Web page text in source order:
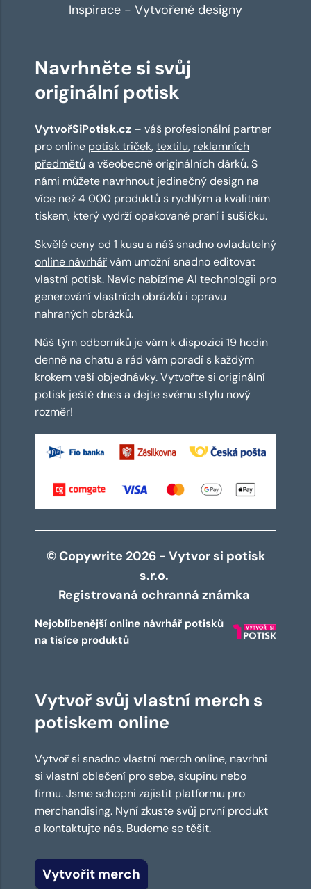
Inspirace - Vytvořené designy
Navrhněte si svůj
originální potisk
VytvořSiPotisk.cz – váš profesionální partner
pro online potisk triček,textilu, reklamních
předmětů a všeobecně originálních dárků. S
námi můžete navrhnout jedinečný design na
více než 4 000 produktů s rychlým a kvalitním
tiskem, který vydrží opakované praní i sušičku.
Skvělé ceny od 1 kusu a náš snadno ovladatelný
online návrhářvám umožní snadno editovat
vlastní potisk. Navíc nabízímeAI technologii pro
generování vlastních obrázků i opravu
nahraných obrázků.
Náš tým odborníků je vám k dispozici 19 hodin
denně na chatu a rád vám poradí s každým
krokem vaší objednávky. Vytvořte si originální
potisk ještě dnes a dejte svému stylu nový
rozměr!
© Copywrite 2026 - Vytvor si potisk
s.r.o.
Registrovaná ochranná známka
Nejoblíbenější online návrhář potisků
na tisíce produktů
Vytvoř svůj vlastní merch s
potiskem online
Vytvoř si snadno vlastní merch online, navrhni
si vlastní oblečení pro sebe, skupinu nebo
firmu. Jsme schopni zajistit platformu pro
merchandising. Nyní zkuste svůj první produkt
a kontaktujte nás. Budeme se těšit.
Vytvořit merch